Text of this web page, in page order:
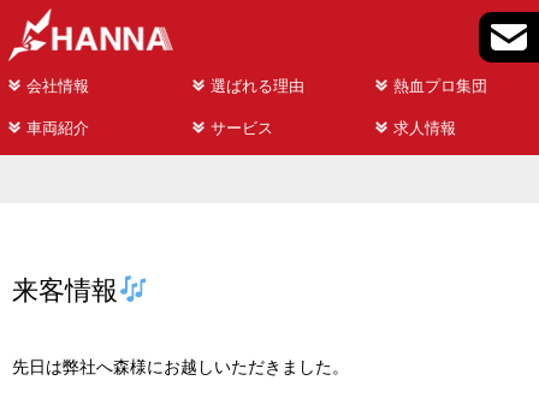
会社情報 選ばれる理由 熱血プロ集団
車両紹介 サービス 求人情報
来客情報
先日は弊社へ森様にお越しいただきました。